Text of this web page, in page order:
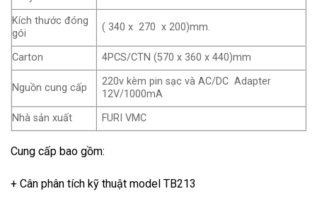
Kích thước đóng
gói
( 340 x 270 x 200)mm.
Carton 4PCS/CTN (570 x 360 x 440)mm
Nguồn cung cấp
220v kèm pin sạc và AC/DC Adapter
12V/1000mA
Nhà sản xuất
FURI VMC
Cung cấp bao gồm:
+ Cân phân tích kỹ thuật model TB213